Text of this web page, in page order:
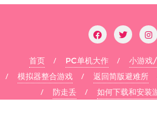
首页 PC单机大作 小游戏
模拟器整合游戏
返回简版避难所
防走丢
如何下载和安装